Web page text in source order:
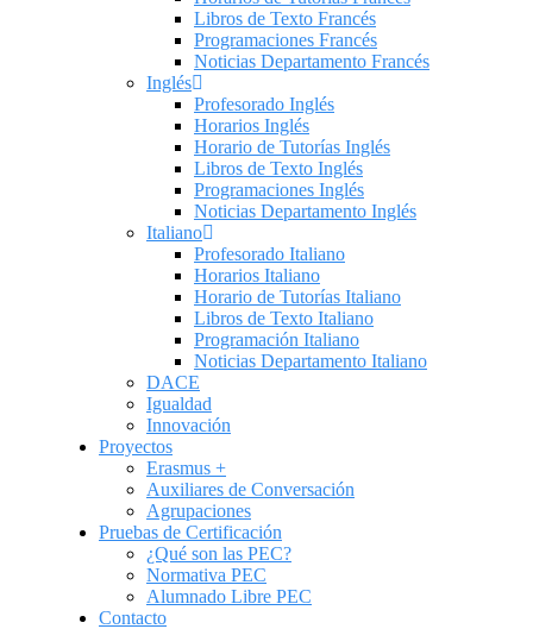
Libros de Texto Francés
Programaciones Francés
Noticias Departamento Francés
Inglés
Profesorado Inglés
Horarios Inglés
Horario de Tutorías Inglés
Libros de Texto Inglés
Programaciones Inglés
Noticias Departamento Inglés
Italiano
Profesorado Italiano
Horarios Italiano
Horario de Tutorías Italiano
Libros de Texto Italiano
Programación Italiano
Noticias Departamento Italiano
DACE
Igualdad
Innovación
Proyectos
Erasmus +
Auxiliares de Conversación
Agrupaciones
Pruebas de Certificación
¿Qué son las PEC?
Normativa PEC
Alumnado Libre PEC
Contacto